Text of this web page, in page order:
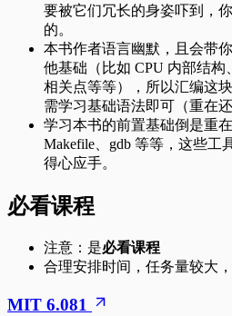
要被它们冗长的身姿吓到，
的。
本书作者语言幽默，且会带
他基础（比如 CPU 内部结
相关点等等），所以汇编这
需学习基础语法即可（重在还
学习本书的前置基础倒是重
Makefile、gdb 等等，这些工
得心应手。
必看课程
注意：是必看课程
合理安排时间，任务量较大
MIT 6.081